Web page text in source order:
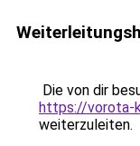
Die von dir
https://vorota-
weiterzuleiten.